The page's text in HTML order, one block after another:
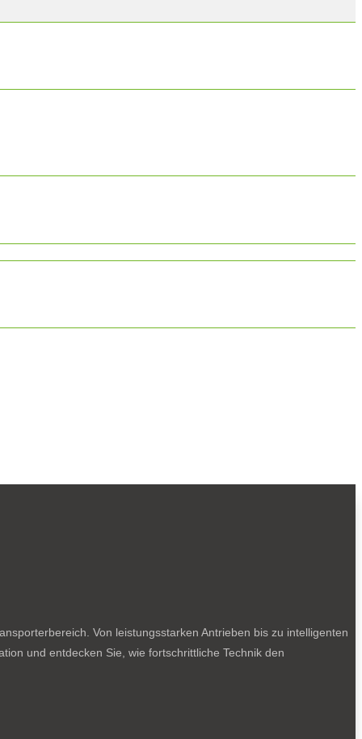
Von leistungsstarken Antrieben bis zu intelligenten
und entdecken Sie, wie fortschrittliche Technik den